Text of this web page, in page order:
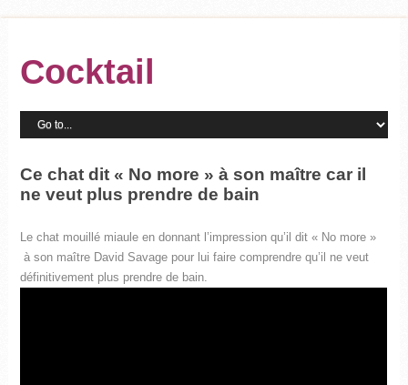
Cocktail
Ce chat dit « No more » à son maître car il
ne veut plus prendre de bain
Le chat mouillé miaule en donnant l’impression qu’il dit « No more »
à son maître David Savage pour lui faire comprendre qu’il ne veut
définitivement plus prendre de bain.